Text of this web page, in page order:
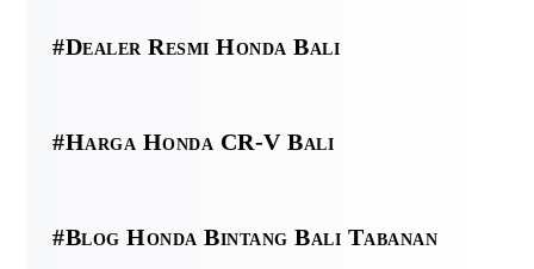
#Dealer Resmi Honda Bali
#Harga Honda CR-V Bali
#Blog Honda Bintang Bali Tabanan